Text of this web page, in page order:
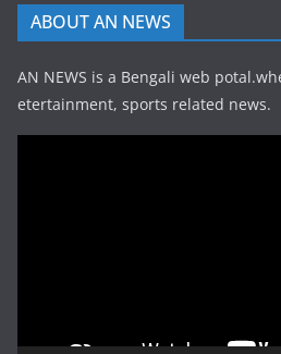
ABOUT AN NEWS
AN NEWS is a Bengali web
etertainment, sports related news.